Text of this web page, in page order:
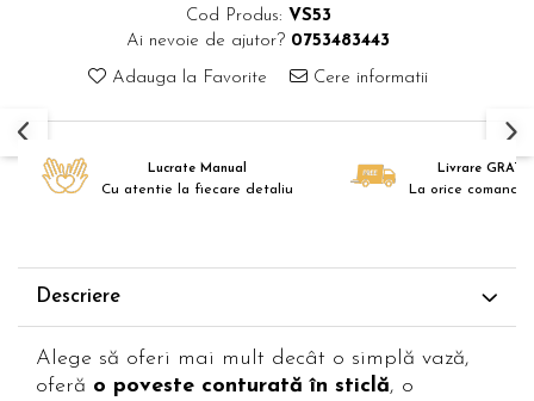
Cod Produs: VS53
Ai nevoie de ajutor? 0753483443
Adauga la Favorite Cere informatii
Lucrate Manual
Cu atentie la fiecare detaliu
Livrare
La orice comanda
Descriere
Alege să oferi mai mult decât o simplă vază,
oferă o poveste conturată în sticlă, o